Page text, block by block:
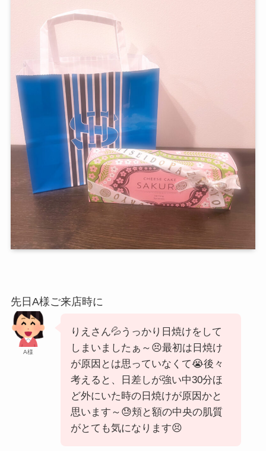
先日A様ご来店時に
A様
りえさん💦うっかり日焼けをして
しまいましたぁ～😣最初は日焼け
が原因とは思っていなくて😭後々
考えると、日差しが強い中30分ほ
ど外にいた時の日焼けが原因かと
思います～😓頬と額の中央の肌質
がとても気になります😣